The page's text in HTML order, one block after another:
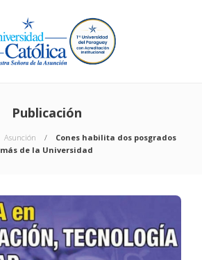
Publicación
Asunción
Cones habilita dos posgrados
más de la Universidad